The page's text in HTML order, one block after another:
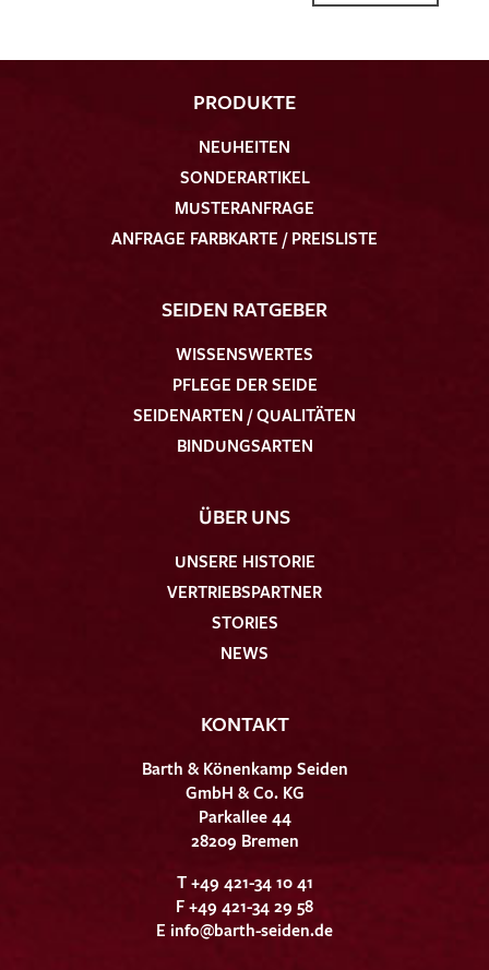
PRODUKTE
NEUHEITEN
SONDERARTIKEL
MUSTERANFRAGE
ANFRAGE FARBKARTE / PREISLISTE
SEIDEN RATGEBER
WISSENSWERTES
PFLEGE DER SEIDE
SEIDENARTEN / QUALITÄTEN
BINDUNGSARTEN
ÜBER UNS
UNSERE HISTORIE
VERTRIEBSPARTNER
STORIES
NEWS
KONTAKT
Barth & Könenkamp Seiden
GmbH & Co. KG
Parkallee 44
28209 Bremen
T +49 421-34 10 41
F +49 421-34 29 58
E info@barth-seiden.de